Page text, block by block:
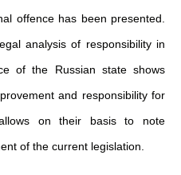
offence has been presented.
analysis of responsibility in
of the Russian state shows
and responsibility for
on their basis to note
of the current legislation.